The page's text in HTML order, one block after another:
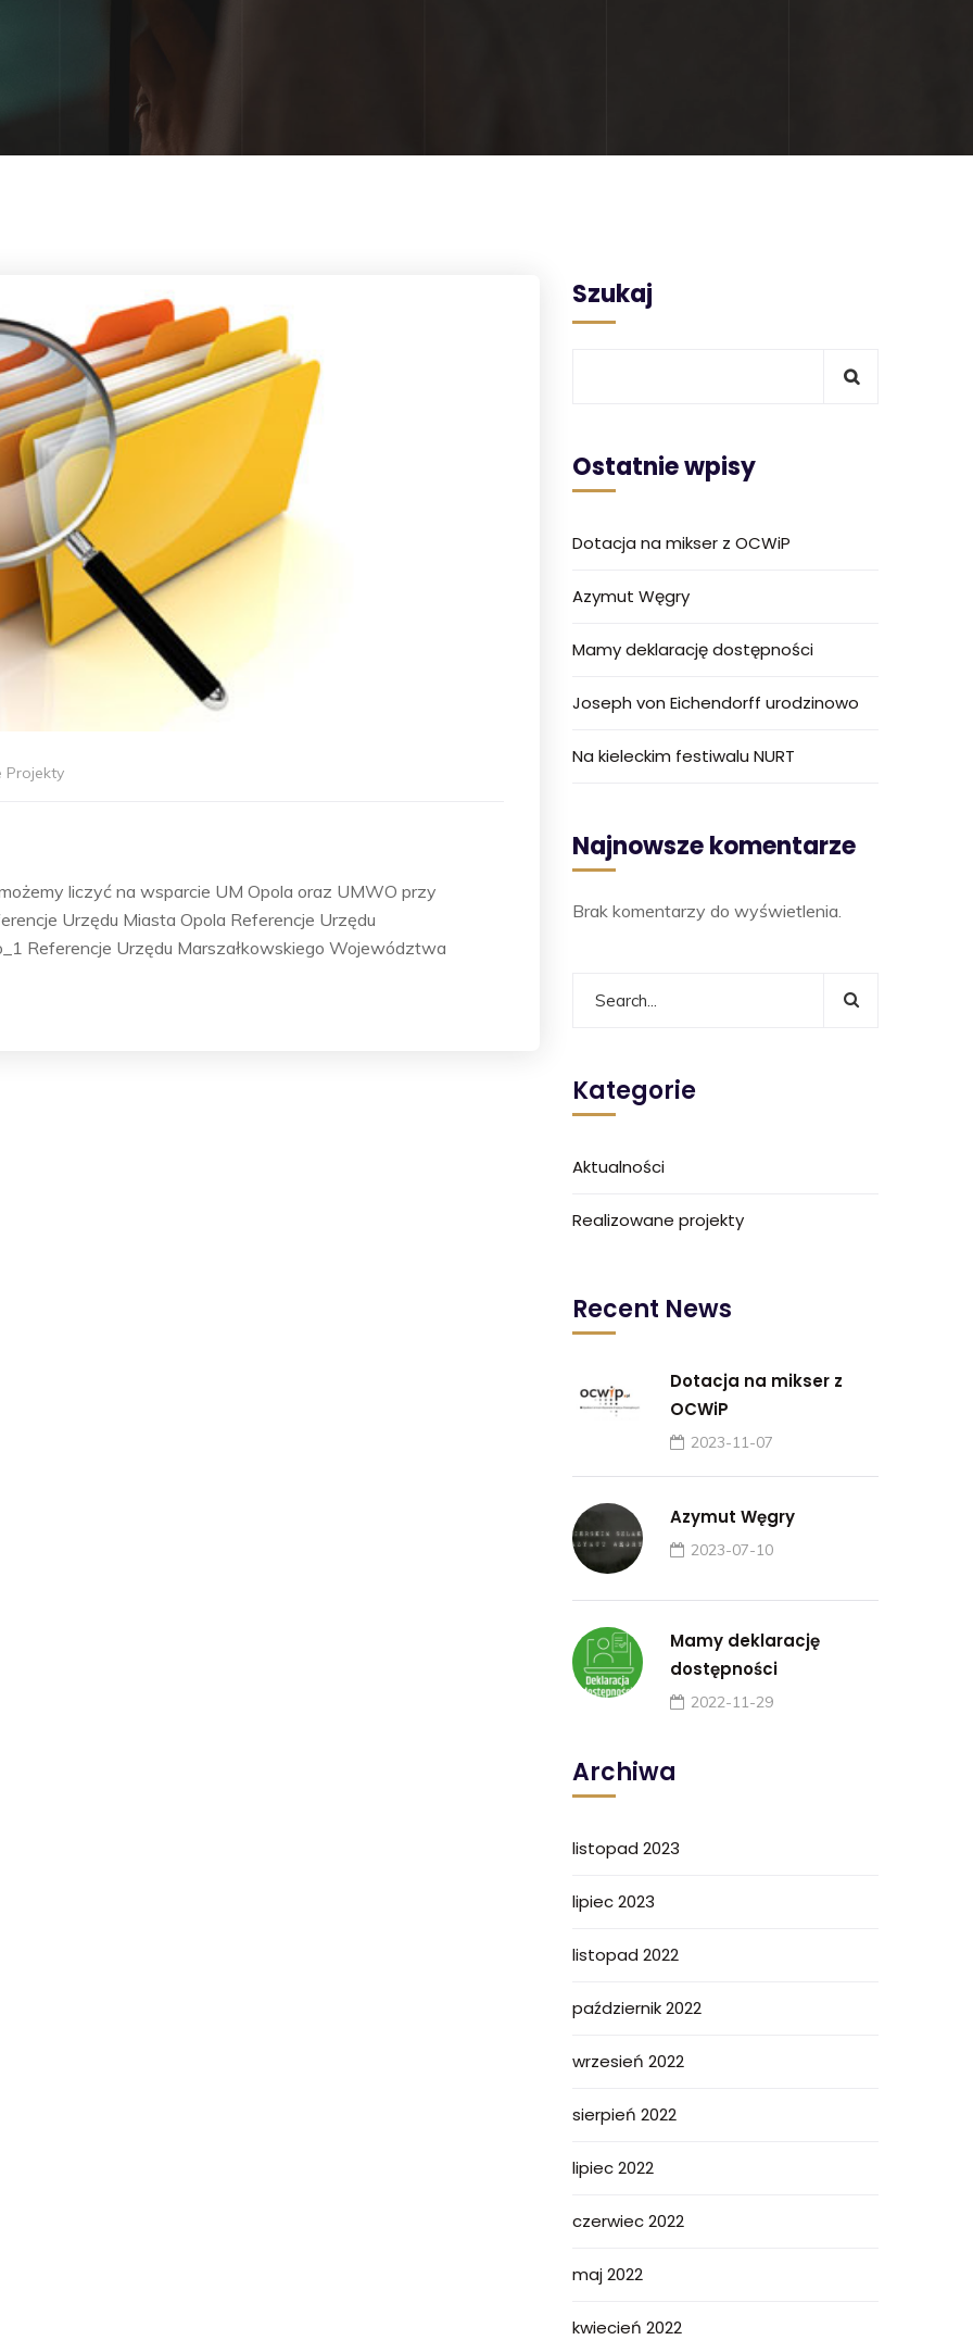
Projekty
liczyć na wsparcie UM Opola oraz UMWO przy
Urzędu Miasta Opola Referencje Urzędu
Referencje Urzędu Marszałkowskiego Województwa
Szukaj
Ostatnie wpisy
Dotacja na mikser z OCWiP
Azymut Węgry
Mamy deklarację dostępności
Joseph von Eichendorff urodzinowo
Na kieleckim festiwalu NURT
Najnowsze komentarze
Brak komentarzy do wyświetlenia.
Kategorie
Aktualności
Realizowane projekty
Recent News
Dotacja na mikser z
OCWiP
2023-11-07
Azymut Węgry
2023-07-10
Mamy deklarację
dostępności
2022-11-29
Archiwa
listopad 2023
lipiec 2023
listopad 2022
październik 2022
wrzesień 2022
sierpień 2022
lipiec 2022
czerwiec 2022
maj 2022
kwiecień 2022